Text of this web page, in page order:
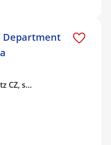
Department
CZ, s…